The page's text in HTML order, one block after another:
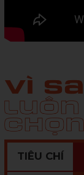
TIÊU CHÍ